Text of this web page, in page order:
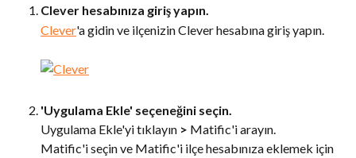
Clever hesabınıza giriş yapın.
Clever'a gidin ve ilçenizin Clever hesabına giriş yapın.
'Uygulama Ekle' seçeneğini seçin.
Uygulama Ekle'yi tıklayın > Matific'i arayın.
Matific'i seçin ve Matific'i ilçe hesabınıza eklemek için